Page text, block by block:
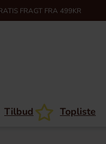
FRAGT FRA 499KR
Tilbud Topliste